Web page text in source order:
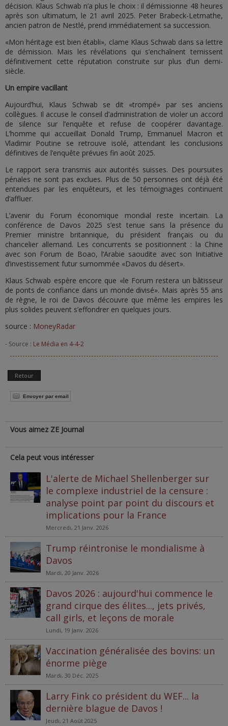
décision. Klaus Schwab n’a plus le choix : il démissionne 48 heures
après son ultimatum, le 21 avril 2025. Peter Brabeck-Letmathe,
ancien patron de Nestlé, prend immédiatement sa succession.
«Mon héritage est bien établi», clame Klaus Schwab dans sa lettre
de démission. Mais les révélations qui s’enchaînent ternissent
définitivement cette réputation construite sur plus d’un demi-
siècle.
Un empire vacillant
Aujourd’hui, Klaus Schwab se dit «trompé» par ses anciens
collègues. Il accuse le conseil d’administration de violer un accord
de silence sur l’enquête et refuse de coopérer davantage.
L’homme qui accueillait Donald Trump, Emmanuel Macron et
Vladimir Poutine se retrouve isolé, attendant les conclusions
définitives de l’enquête prévues fin août 2025.
Le rapport sera transmis aux autorités suisses. Des poursuites
pénales ne sont pas exclues. Plus de 50 personnes ont déjà été
entendues par les enquêteurs, et les témoignages continuent
d’affluer.
L’avenir du Forum économique mondial reste incertain. La
conférence de Davos 2025 s’est tenue sans la présence du
Premier ministre britannique, du président français ou du
chancelier allemand. Les concurrents se positionnent : la Chine
avec son Forum de Boao, l’Arabie saoudite avec son Initiative
d’investissement futur surnommée «Davos du désert».
Klaus Schwab espère encore que «le Forum restera un bâtisseur
de ponts de confiance dans un monde divisé». Mais après 55 ans
de règne, le roi de Davos découvre que même les empires les
plus solides peuvent s’effondrer en quelques jours.
source : MoneyRadar
- Source : Le Média en 4-4-2
Retour
Envoyer par email
Vous aimez ZE Journal
Cela peut vous intéresser
L'alerte de Michael Shellenberger sur
le complexe industriel de la censure :
analyse point par point du discours et
implications pour la France
Mercredi, 21 Janv. 2026
Trump réintronise le mondialisme à
Davos
Mardi, 20 Janv. 2026
Davos 2026 : aujourd'hui commence le
grand cirque des élites..., jets privés,
call girls, et leçons de morale
Lundi, 19 Janv. 2026
Vaccination généralisée des bovins: un
énorme piège
Mardi, 30 Déc. 2025
Larry Fink co président du WEF... la
dernière blague de Davos !
Jeudi, 21 Août 2025